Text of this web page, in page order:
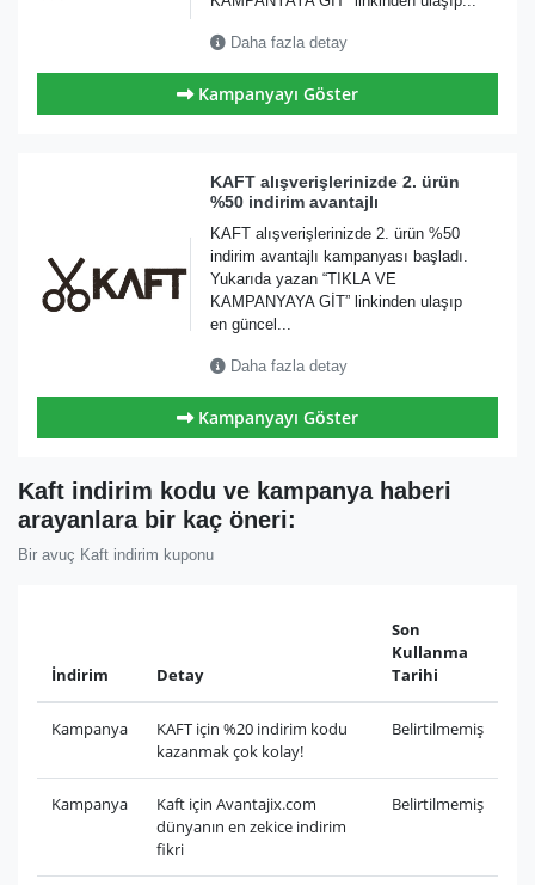
Daha fazla detay
Kampanyayı Göster
KAFT alışverişlerinizde 2. ürün
%50 indirim avantajlı
KAFT alışverişlerinizde 2. ürün %50
indirim avantajlı kampanyası başladı.
Yukarıda yazan “TIKLA VE
KAMPANYAYA GİT” linkinden ulaşıp
en güncel...
Daha fazla detay
Kampanyayı Göster
Kaft indirim kodu ve kampanya haberi
arayanlara bir kaç öneri:
Bir avuç Kaft indirim kuponu
İndirim Detay
Son
Kullanma
Tarihi
Kampanya
KAFT için %20 indirim kodu
kazanmak çok kolay!
Belirtilmemiş
Kampanya
Kaft için Avantajix.com
dünyanın en zekice indirim
fikri
Belirtilmemiş